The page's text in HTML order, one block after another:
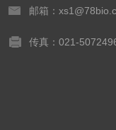
邮箱：
传真：021-